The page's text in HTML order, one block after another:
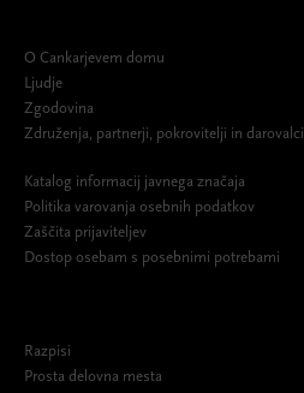
O Cankarjevem domu
Ljudje
Zgodovina
Združenja, partnerji, pokrovitelji in darovalci
Katalog informacij javnega značaja
Politika varovanja osebnih podatkov
Zaščita prijaviteljev
Dostop osebam s posebnimi potrebami
Razpisi
Prosta delovna mesta